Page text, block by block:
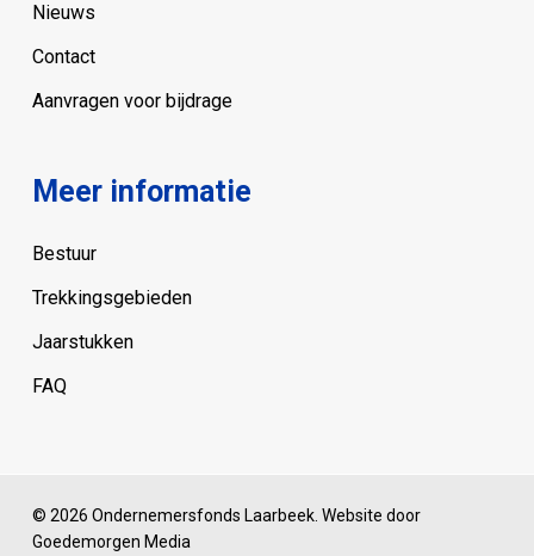
Nieuws
Contact
Aanvragen voor bijdrage
Meer informatie
Bestuur
Trekkingsgebieden
Jaarstukken
FAQ
© 2026 Ondernemersfonds Laarbeek. Website door
Goedemorgen Media